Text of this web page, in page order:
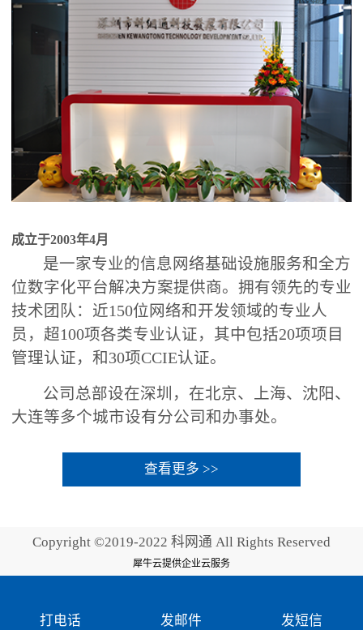
成立于2003年4月
是一家专业的信息网络基础设施服务和全方
位数字化平台解决方案提供商。拥有领先的专业
技术团队：近150位网络和开发领域的专业人
员，超100项各类专业认证，其中包括20项项目
管理认证，和30项CCIE认证。
公司总部设在深圳，在北京、上海、沈阳、
大连等多个城市设有分公司和办事处。
查看更多 >>
Copyright ©2019-2022 科网通 All Rights Reserved
犀牛云提供企业云服务
打电话 发邮件 发短信